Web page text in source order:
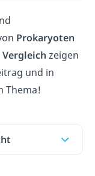
Prokaryoten
Vergleich zeigen
und in
Thema!